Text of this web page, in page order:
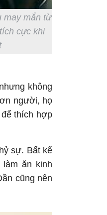
may mắn từ
cực khi
không
người, họ
thích hợp
sự. Bất kể
ăn kinh
cũng nên